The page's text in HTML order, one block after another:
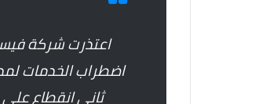
اعتذرت شركة
ثاني انقطاع